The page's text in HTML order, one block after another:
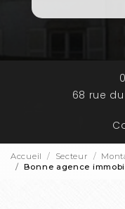
68 rue
Accueil Secteur
Bonne agence